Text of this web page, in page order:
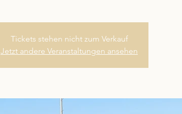
Tickets stehen nicht zum Verkauf
Jetzt andere Veranstaltungen ansehen